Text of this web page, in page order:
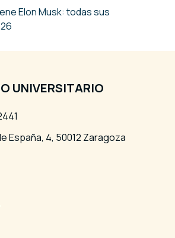
Elon Musk: todas sus
UNIVERSITARIO
España, 4, 50012 Zaragoza